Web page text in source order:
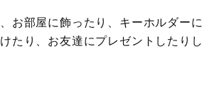
お部屋に飾ったり、キーホルダーに
たり、お友達にプレゼントしたりし